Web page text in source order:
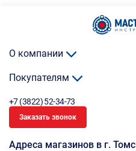
О компании
Покупателям
+7 (3822) 52-34-73
Заказать звонок
Адреса магазинов в г.